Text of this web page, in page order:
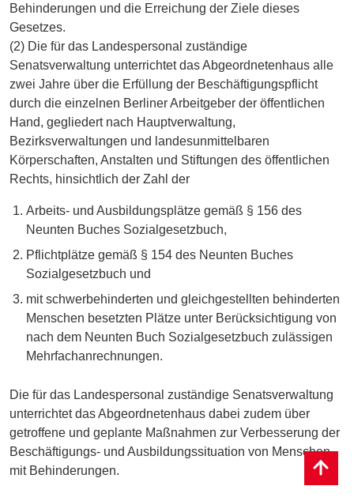
Behinderungen und die Erreichung der Ziele dieses
Gesetzes.
(2) Die für das Landespersonal zuständige
Senatsverwaltung unterrichtet das Abgeordnetenhaus alle
zwei Jahre über die Erfüllung der Beschäftigungspflicht
durch die einzelnen Berliner Arbeitgeber der öffentlichen
Hand, gegliedert nach Hauptverwaltung,
Bezirksverwaltungen und landesunmittelbaren
Körperschaften, Anstalten und Stiftungen des öffentlichen
Rechts, hinsichtlich der Zahl der
Arbeits- und Ausbildungsplätze gemäß § 156 des
Neunten Buches Sozialgesetzbuch,
Pflichtplätze gemäß § 154 des Neunten Buches
Sozialgesetzbuch und
mit schwerbehinderten und gleichgestellten behinderten
Menschen besetzten Plätze unter Berücksichtigung von
nach dem Neunten Buch Sozialgesetzbuch zulässigen
Mehrfachanrechnungen.
Die für das Landespersonal zuständige Senatsverwaltung
unterrichtet das Abgeordnetenhaus dabei zudem über
getroffene und geplante Maßnahmen zur Verbesserung der
Beschäftigungs- und Ausbildungssituation von Menschen
mit Behinderungen.